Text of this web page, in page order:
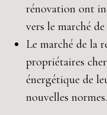
rénovation ont
vers le marché de
Le marché de la
propriétaires
énergétique de
nouvelles normes.